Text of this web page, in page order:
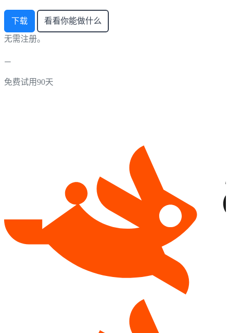
下载 看看你能做什么
无需注册。
免费试用90天